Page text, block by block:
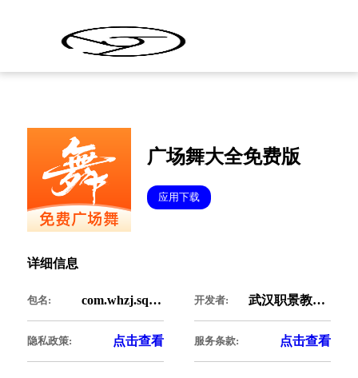
广场舞大全免费版
应用下载
详细信息
包名: com.whzj.squaredance
隐私政策: 点击查看
开发者: 武汉职景教育科技有限公司
服务条款: 点击查看